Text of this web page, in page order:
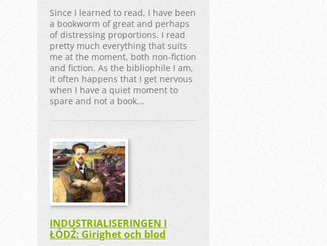
Since I learned to read, I have been
a bookworm of great and perhaps
of distressing proportions. I read
pretty much everything that suits
me at the moment, both non-fiction
and fiction. As the bibliophile I am,
it often happens that I get nervous
when I have a quiet moment to
spare and not a book...
INDUSTRIALISERINGEN I
ŁÓDŹ: Girighet och blod